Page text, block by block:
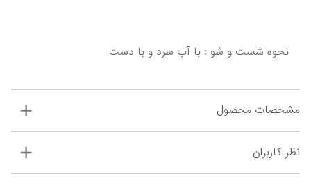
نحوه شست و شو : با آب سرد و با دست
مشخصات محصول
نظر کاربران